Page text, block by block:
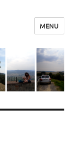
powrotem
MENU